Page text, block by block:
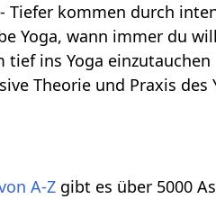
- Tiefer kommen durch
Yoga, wann immer du
tief ins Yoga einzutauchen
Theorie und Praxis des
A-Z gibt es über 5000